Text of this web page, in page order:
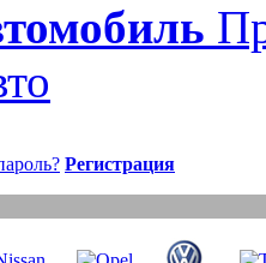
Регистрация